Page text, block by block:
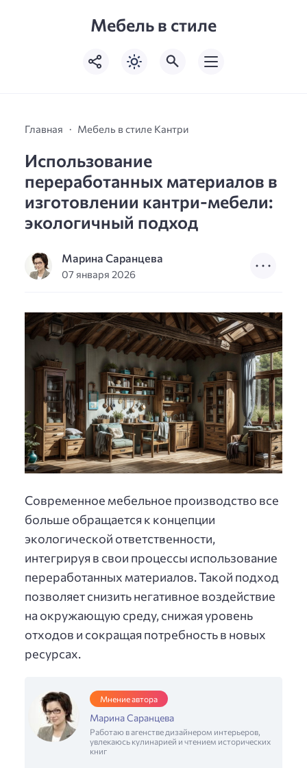
Мебель в стиле
Главная Мебель в стиле Кантри
Использование
переработанных материалов в
изготовлении кантри-мебели:
экологичный подход
Марина Саранцева
07 января 2026
Современное мебельное производство все
больше обращается к концепции
экологической ответственности,
интегрируя в свои процессы использование
переработанных материалов. Такой подход
позволяет снизить негативное воздействие
на окружающую среду, снижая уровень
отходов и сокращая потребность в новых
ресурсах.
Мнение автора
Марина Саранцева
Работаю в агенстве дизайнером интерьеров,
увлекаюсь кулинарией и чтением исторических
книг